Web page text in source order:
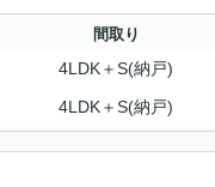
間取り
4LDK＋S(納戸)
4LDK＋S(納戸)